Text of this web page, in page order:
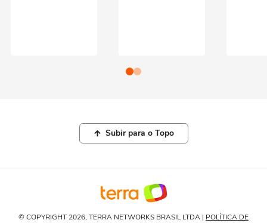
Subir para o Topo
© COPYRIGHT 2026, TERRA NETWORKS BRASIL LTDA | POLÍTICA DE